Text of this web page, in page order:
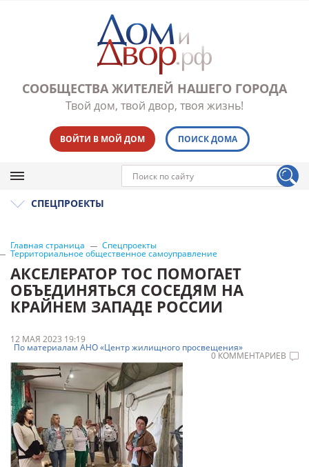
СООБЩЕСТВА ЖИТЕЛЕЙ НАШЕГО ГОРОДА
Твой дом, твой двор, твоя жизнь!
ВОЙТИ В МОЙ ДОМ ПОИСК ДОМА
СПЕЦПРОЕКТЫ
Главная страница Спецпроекты
Территориальное общественное самоуправление
АКСЕЛЕРАТОР ТОС ПОМОГАЕТ
ОБЪЕДИНЯТЬСЯ СОСЕДЯМ НА
КРАЙНЕМ ЗАПАДЕ РОССИИ
12 МАЯ 2023 19:19
По материалам АНО «Центр жилищного просвещения»
0 КОММЕНТАРИЕВ